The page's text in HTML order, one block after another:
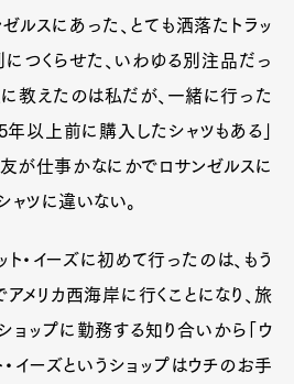
ゼルスにあった、とても洒落たトラッ
につくらせた、いわゆる別注品だっ
に教えたのは私だが、一緒に行った
以上前に購入したシャツもある」
が仕事かなにかでロサンゼルスに
ツに違いない。
ト・イーズに初めて行ったのは、もう
メリカ西海岸に行くことになり、旅
ョップに勤務する知り合いから「ウ
・イーズというショップはウチのお手